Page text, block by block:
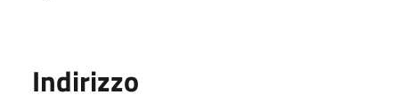
Indirizzo